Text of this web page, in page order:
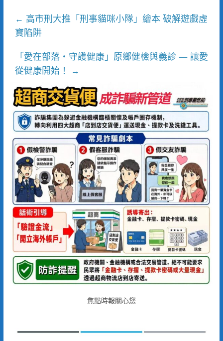
← 高市刑大推「刑事貓咪小隊」繪本 破解遊戲虛
寶陷阱
「愛在部落・守護健康」原鄉健檢與義診 — 讓愛
從健康開始！
→
焦點時報關心您